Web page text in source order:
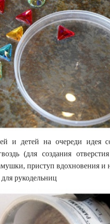
и детей на очереди идея
(для создания
приступ вдохновения и
рукодельниц